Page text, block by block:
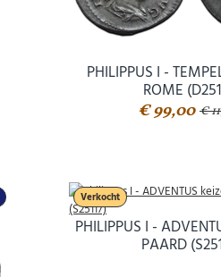
PHILIPPUS I -
ROME
€ 99,00 €
Verkocht
PHILIPPUS I -
PAARD